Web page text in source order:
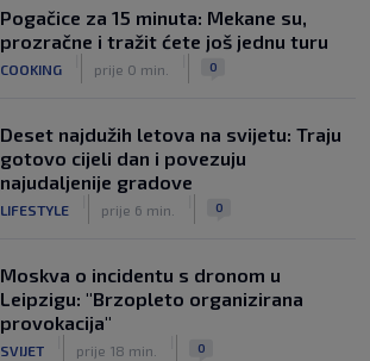
Veliko priznanje za hrvatskog
stručnjaka: Jurica Žuža novi je pomoćni
trener Barcelone
|
prije 2 h
Pogačice za 15 minuta: Mekane su,
prozračne i tražit ćete još jednu turu
COOKING prije 0 min. 0
Deset najdužih letova na svijetu: Traju
gotovo cijeli dan i povezuju
najudaljenije gradove
LIFESTYLE prije 6 min. 0
Moskva o incidentu s dronom u
Leipzigu: "Brzopleto organizirana
provokacija"
SVIJET prije 18 min. 0